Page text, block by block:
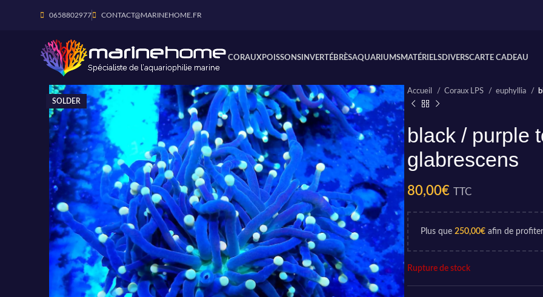
0658802977 CONTACT@MARINEHOME.FR
CORAUX POISSONS INVERTÉBRÈSAQUARIUMSMATÉRIELS DIVERSCARTE CADEAU
SOLDER
Accueil Coraux LPS euphyllia
black / purple
glabrescens
80,00€ TTC
Plus que 250,00€ afin de
Rupture de stock